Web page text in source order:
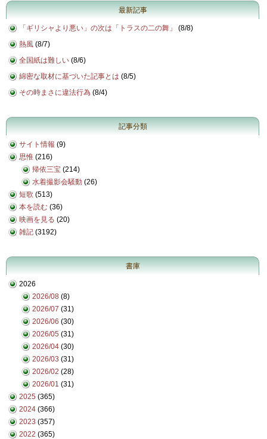
最新記事
「ギリシャより悪い」の次は「トラスの二の舞」 (8/8)
熱風 (8/7)
全国紙は難しい (8/6)
綿密な取材に基づいた記事とは (8/5)
その時まさに違法行為 (8/4)
記事分類
サイト情報 (9)
思惟 (216)
帰依三宝 (214)
水着撮影会騒動 (26)
短歌 (513)
本を読む (36)
映画を見る (20)
雑記 (3192)
書庫
2026
2026/08 (8)
2026/07 (31)
2026/06 (30)
2026/05 (31)
2026/04 (30)
2026/03 (31)
2026/02 (28)
2026/01 (31)
2025 (365)
2024 (366)
2023 (357)
2022 (365)